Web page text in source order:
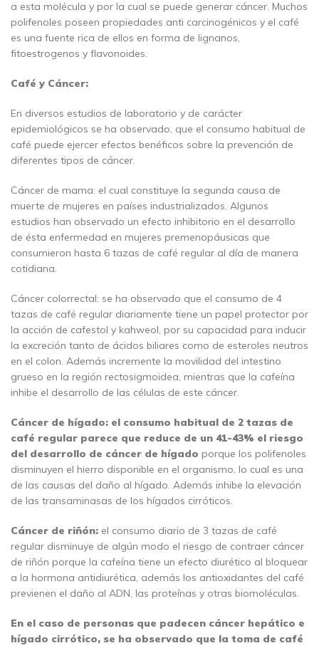
a esta molécula y por la cual se puede generar cáncer. Muchos
polifenoles poseen propiedades anti carcinogénicos y el café
es una fuente rica de ellos en forma de lignanos,
fitoestrogenos y flavonoides.
Café y Cáncer:
En diversos estudios de laboratorio y de carácter
epidemiológicos se ha observado, que el consumo habitual de
café puede ejercer efectos benéficos sobre la prevención de
diferentes tipos de cáncer.
Cáncer de mama: el cual constituye la segunda causa de
muerte de mujeres en países industrializados. Algunos
estudios han observado un efecto inhibitorio en el desarrollo
de ésta enfermedad en mujeres premenopáusicas que
consumieron hasta 6 tazas de café regular al día de manera
cotidiana.
Cáncer colorrectal: se ha observado que el consumo de 4
tazas de café regular diariamente tiene un papel protector por
la acción de cafestol y kahweol, por su capacidad para inducir
la excreción tanto de ácidos biliares como de esteroles neutros
en el colon. Además incremente la movilidad del intestino
grueso en la región rectosigmoidea, mientras que la cafeína
inhibe el desarrollo de las células de este cáncer.
Cáncer de hígado: el consumo habitual de 2 tazas de
café regular parece que reduce de un 41-43% el riesgo
del desarrollo de cáncer de hígado porque los polifenoles
disminuyen el hierro disponible en el organismo, lo cual es una
de las causas del daño al hígado. Además inhibe la elevación
de las transaminasas de los hígados cirróticos.
Cáncer de riñón: el consumo diario de 3 tazas de café
regular disminuye de algún modo el riesgo de contraer cáncer
de riñón porque la cafeína tiene un efecto diurético al bloquear
a la hormona antidiurética, además los antioxidantes del café
previenen el daño al ADN, las proteínas y otras biomoléculas.
En el caso de personas que padecen cáncer hepático e
hígado cirrótico, se ha observado que la toma de café